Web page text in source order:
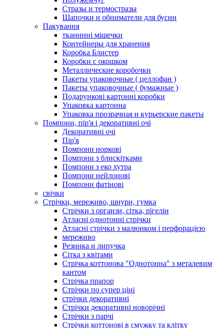
Стразы и термостразы
Шапочки и обниматели для бусин
Пакування
тканинні мішечки
Контейнеры для хранения
Коробка Блистер
Коробки с окошком
Металлические коробочки
Пакеты упаковочные ( целлофан )
Пакеты упаковочные ( бумажные )
Подарункові картонні коробки
Упаковка картонна
Упаковка прозрачная и курьерские пакеты
Помпони, пір'я і декоративні очі
Декоративні очі
Пір'я
Помпони норкові
Помпони з блискітками
Помпони з еко хутра
Помпони нейлонові
Помпони фатінові
свічки
Стрічки, мереживо, шнури, гумка
Стрічки з органзи, сітка, рігелін
Атласні однотонні стрічки
Атласні стрічки з малюнком і перфорацією
мереживо
Резинка и липучка
Сітка з квітами
Стрічка коттонова "Однотонна" з металевим
кантом
Стрічка прапор
Стрічки по супер ціні
стрічки декоративні
Стрічки декоративні новорічні
Стрічки з парчі
Стрічки коттонові в смужку та клітку